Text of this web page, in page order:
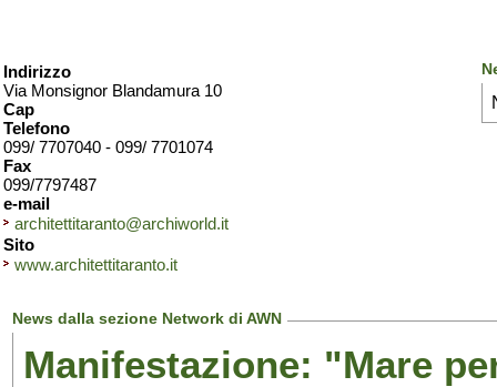
Indirizzo
Via Monsignor Blandamura 10
Cap
Telefono
099/ 7707040 - 099/ 7701074
Fax
099/7797487
e-mail
architettitaranto@archiworld.it
Sito
www.architettitaranto.it
News dalla sezione Network di AWN
Manifestazione: "Mare